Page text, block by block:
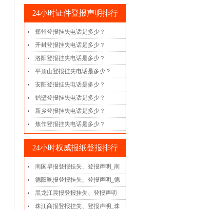
24小时证件登报声明排行
郑州登报挂失电话是多少？
开封登报挂失电话是多少？
洛阳登报挂失电话是多少？
平顶山登报挂失电话是多少？
安阳登报挂失电话是多少？
鹤壁登报挂失电话是多少？
新乡登报挂失电话是多少？
焦作登报挂失电话是多少？
24小时权威报纸登报排行
南国早报登报挂失、登报声明_南
德阳晚报登报挂失、登报声明_德
黑龙江晨报登报挂失、登报声明
珠江商报登报挂失、登报声明_珠